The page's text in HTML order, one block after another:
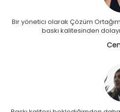
Bir yönetici olarak Çözüm
baskı kalitesinden